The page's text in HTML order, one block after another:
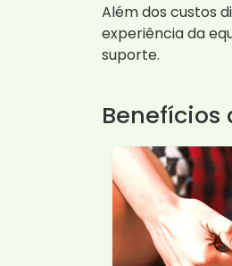
Além dos custos
experiência da
suporte.